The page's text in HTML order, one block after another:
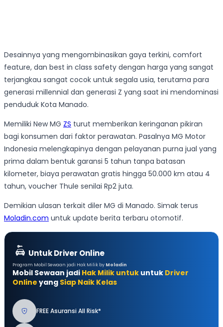
Desainnya yang mengombinasikan gaya terkini, comfort
feature, dan best in class safety dengan harga yang sangat
terjangkau sangat cocok untuk segala usia, terutama para
generasi millennial dan generasi Z yang saat ini mendominasi
penduduk Kota Manado.
Memiliki New MG ZS turut memberikan keringanan pikiran
bagi konsumen dari faktor perawatan. Pasalnya MG Motor
Indonesia melengkapinya dengan pelayanan purna jual yang
prima dalam bentuk garansi 5 tahun tanpa batasan
kilometer, biaya perawatan gratis hingga 50.000 km atau 4
tahun, voucher Thule senilai Rp2 juta.
Demikian ulasan terkait diler MG di Manado. Simak terus
Moladin.com untuk update berita terbaru otomotif.
Untuk Driver Online
Program Mobil Sewaan jadi Hak Milik by Moladin
Mobil Sewaan jadi Hak Milik untuk untuk Driver
Online yang Siap Naik Kelas
FREE Asuransi All Risk*